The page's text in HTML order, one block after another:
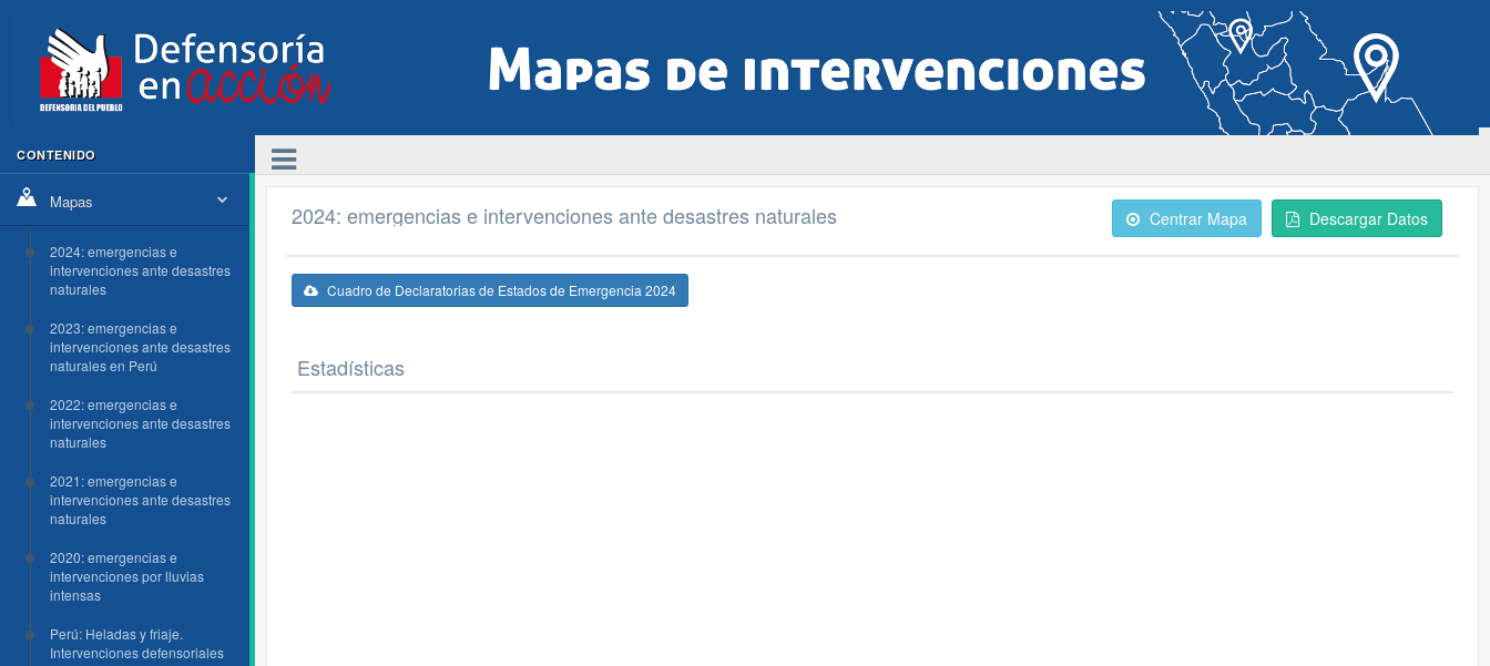
CONTENIDO
Mapas
2024: emergencias e
intervenciones ante desastres
naturales
2023: emergencias e
intervenciones ante desastres
naturales en Perú
2022: emergencias e
intervenciones ante desastres
naturales
2021: emergencias e
intervenciones ante desastres
naturales
2020: emergencias e
intervenciones por lluvias
intensas
Perú: Heladas y friaje.
Intervenciones defensoriales
2024: emergencias e intervenciones ante desastres naturales Centrar Mapa Descargar Datos
Cuadro de Declaratorias de Estados de Emergencia 2024
Estadísticas